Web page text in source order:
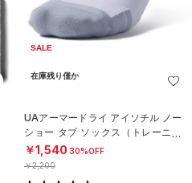
SALE
在庫残り僅か
UAアーマードライ アイソチル ノー
ショー タブ ソックス（トレーニン
グ/UNISEX）
￥1,540 30%OFF
￥2,200